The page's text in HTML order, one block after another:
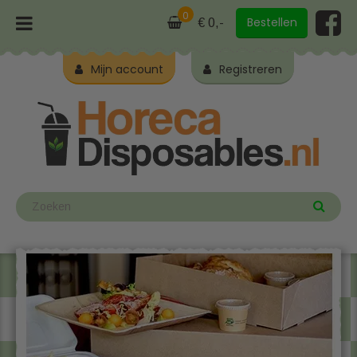
0 € 0,- Bestellen
Mijn account Registreren